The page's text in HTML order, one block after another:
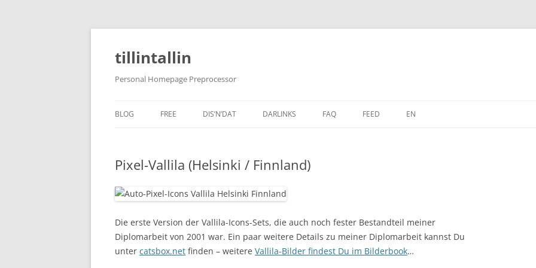
tillintallin
Personal Homepage Preprocessor
Inhalt
BLOG FREE DIS’N’DAT DARLINKS FAQ FEED EN
Pixel-Vallila (Helsinki / Finnland)
Die erste Version der Vallila-Icons-Sets, die auch noch fester Bestandteil meiner
Diplomarbeit von 2001 war. Ein paar weitere Details zu meiner Diplomarbeit kannst Du
unter catsbox.net finden – weitere Vallila-Bilder findest Du im Bilderbook…